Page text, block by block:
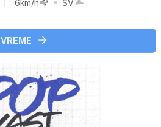
6km/h SV
VREME